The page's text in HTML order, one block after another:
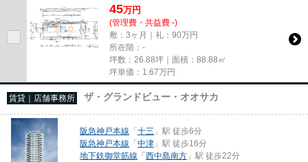
45万円
(管理費・共益費 -)
敷：3ヶ月｜礼：90万円
所在階：-
坪数：26.88坪｜面積：88.88㎡
坪単価： 1.67万円
賃貸｜店舗事務所 ザ・グランドビュー・オオサカ
阪急神戸本線 「十三 」駅 徒歩6分
阪急神戸本線 「中津 」駅 徒歩16分
地下鉄御堂筋線 「西中島南方 」駅 徒歩22分